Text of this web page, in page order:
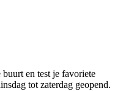
en test je favoriete
tot zaterdag geopend.